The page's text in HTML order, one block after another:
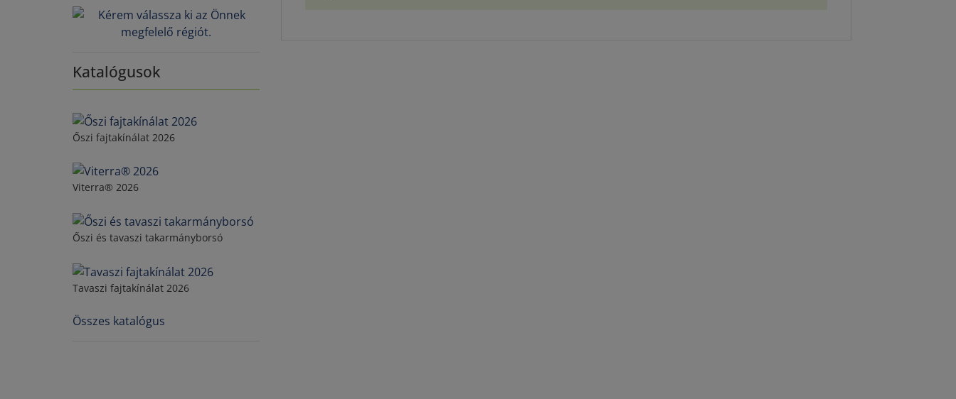
Katalógusok
Őszi fajtakínálat 2026
Viterra® 2026
Őszi és tavaszi takarmányborsó
Tavaszi fajtakínálat 2026
Összes katalógus